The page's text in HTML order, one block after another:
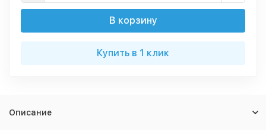
В корзину
Купить в 1 клик
Описание